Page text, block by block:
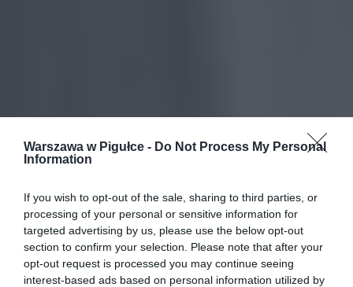
Warszawa w Pigułce - Do Not Process My Personal
Information
If you wish to opt-out of the sale, sharing to third parties, or
processing of your personal or sensitive information for
targeted advertising by us, please use the below opt-out
section to confirm your selection. Please note that after your
opt-out request is processed you may continue seeing
interest-based ads based on personal information utilized by